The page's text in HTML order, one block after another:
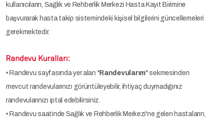
kullanıcıların, Sağlık ve Rehberlik Merkezi Hasta Kayıt Birimine
başvurarak hasta takip sistemindeki kişisel bilgilerini güncellemeleri
gerekmektedir.
Randevu Kuralları:
• Randevu sayfasında yer alan " Randevularım" sekmesinden
mevcut randevularınızı görüntüleyebilir, ihtiyaç duymadığınız
randevularınızı iptal edebilirsiniz.
• Randevu saatinde Sağlık ve Rehberlik Merkezi'ne gelen hastaların,